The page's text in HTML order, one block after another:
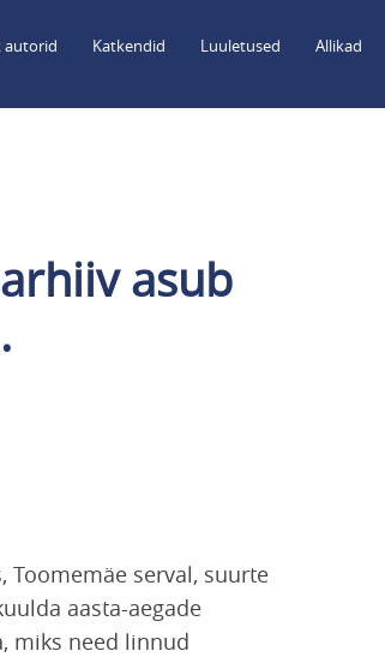
autorid Katkendid Luuletused Allikad
asub
Toomemäe serval, suurte
aasta-aegade
miks need linnud